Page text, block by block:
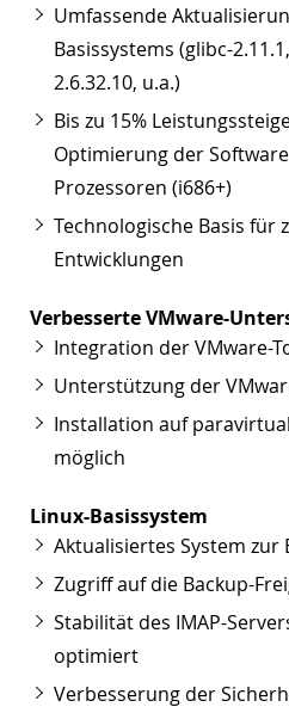
Umfassende
Basissystems (glibc-
2.6.32.10, u.a.)
Bis zu 15%
Optimierung der
Prozessoren (i686+)
Technologische Basis für
Entwicklungen
Verbesserte VMware-
Integration der VMware-
Unterstützung der
Installation auf
möglich
Linux-Basissystem
Aktualisiertes System zur
Zugriff auf die Backup-
Stabilität des IMAP-
optimiert
Verbesserung der